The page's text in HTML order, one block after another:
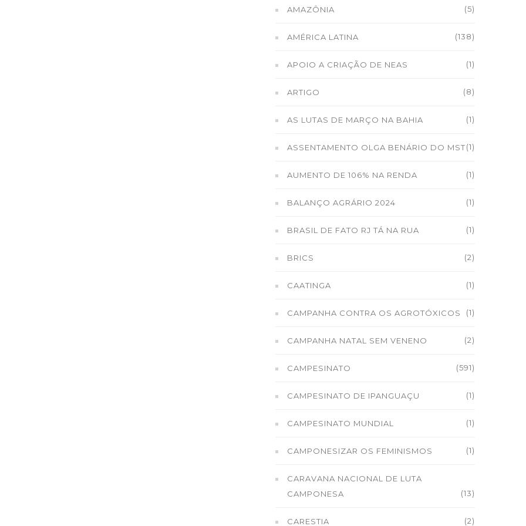
AMAZÔNIA (5)
AMÉRICA LATINA (138)
APOIO A CRIAÇÃO DE NEAS (1)
ARTIGO (8)
AS LUTAS DE MARÇO NA BAHIA (1)
ASSENTAMENTO OLGA BENÁRIO DO MST(1)
AUMENTO DE 106% NA RENDA (1)
BALANÇO AGRÁRIO 2024 (1)
BRASIL DE FATO RJ TÁ NA RUA (1)
BRICS (2)
CAATINGA (1)
CAMPANHA CONTRA OS AGROTÓXICOS (1)
CAMPANHA NATAL SEM VENENO (2)
CAMPESINATO (591)
CAMPESINATO DE IPANGUAÇU (1)
CAMPESINATO MUNDIAL (1)
CAMPONESIZAR OS FEMINISMOS (1)
CARAVANA NACIONAL DE LUTA
CAMPONESA
(13)
CARESTIA (2)